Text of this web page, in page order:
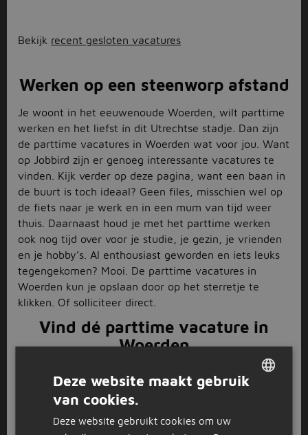
Bekijk recent gesloten vacatures
Werken op een steenworp afstand
Je woont in het eeuwenoude Woerden, wilt parttime
werken en het liefst ín dit Utrechtse stadje. Dan zijn
de parttime vacatures in Woerden wat voor jou. Want
op Jobbird zijn er genoeg interessante vacatures te
vinden. Kijk verder op deze pagina, want een baan in
de buurt is toch ideaal? Geen files, misschien wel op
de fiets naar je werk en in een mum van tijd weer
thuis. Daarnaast houd je met het parttime werken
ook nog tijd over voor je studie, je gezin, je vrienden
en je hobby’s. Al enthousiast geworden en iets leuks
tegengekomen? Mooi. De parttime vacatures in
Woerden kun je opslaan door op het sterretje te
klikken. Of solliciteer direct.
Vind dé parttime vacature in
Woerden
Tussen de parttime vacatures in Woerden zit voor
ieder wat wils. Scrol verder op deze pagina en ontdek
wat Jobbird jou te bieden heeft. Maak gebruik van de
filters links en de zoekbalken bovenaan de pagina. Zo
Deze website maakt gebruik
van cookies.
Deze website gebruikt cookies om uw